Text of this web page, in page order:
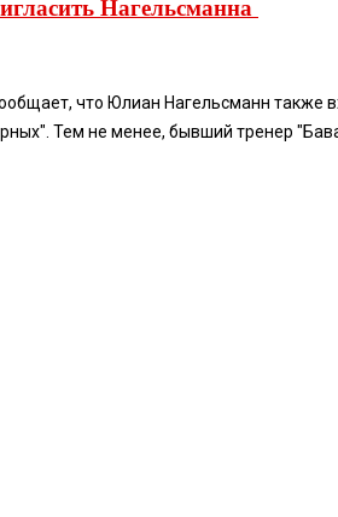
Нагельсманна
что Юлиан Нагельсманн также
Тем не менее, бывший тренер